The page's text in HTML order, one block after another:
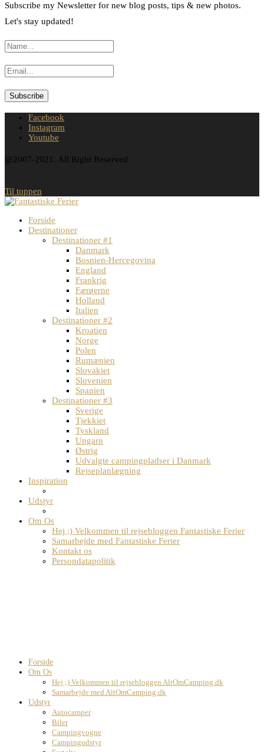
Subscribe my Newsletter for new blog posts, tips & new photos.
Let's stay updated!
Facebook
Instagram
Youtube
@2007-2021. All Right Reserved
Til toppen
Forside
Destinationer
Destinationer #1
Danmark
Bosnien-Hercegovina
England
Frankrig
Færøerne
Holland
Italien
Destinationer #2
Kroatien
Norge
Polen
Rumænien
Slovakiet
Slovenien
Spanien
Destinationer #3
Sverige
Tjekkiet
Tyskland
Ungarn
Østrig
Udvalgte campingpladser i Danmark
Rejseplanlægning
Inspiration
Udstyr
Om Os
Hej ;) Velkommen til rejsebloggen Fantastiske Ferier
Samarbejde med Fantastiske Ferier
Kontakt os
Persondatapolitik
Forside
Om Os
Hej ;) Velkommen til rejsebloggen AltOmCamping.dk
Samarbejde med AltOmCamping.dk
Udstyr
Autocamper
Biler
Campingvogne
Campingudstyr